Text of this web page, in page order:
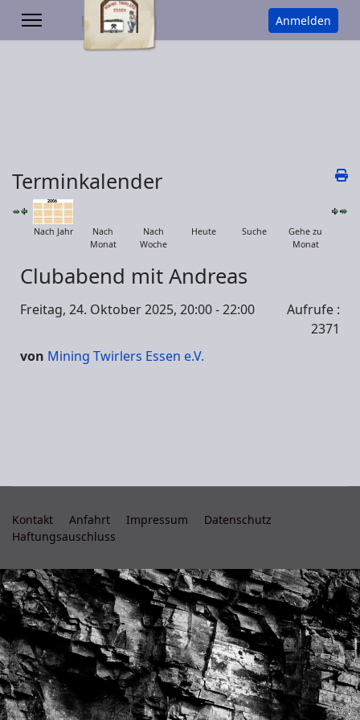
Anmelden
Terminkalender
Nach Jahr
Nach
Monat
Nach
Woche
Heute Suche
Gehe zu
Monat
Clubabend mit Andreas
Freitag, 24. Oktober 2025, 20:00 - 22:00 Aufrufe :
2371
von Mining Twirlers Essen e.V.
Kontakt Anfahrt Impressum
Datenschutz
Haftungsauschluss